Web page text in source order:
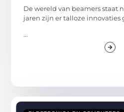
De wereld van beamers staat
jaren zijn er talloze innovaties
...